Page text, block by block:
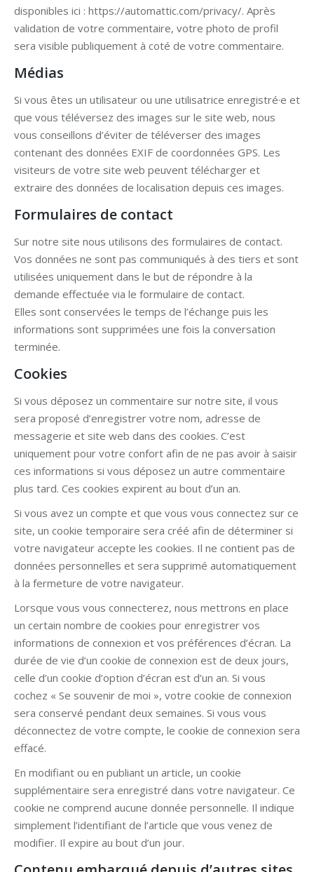
disponibles ici : https://automattic.com/privacy/. Après
validation de votre commentaire, votre photo de profil
sera visible publiquement à coté de votre commentaire.
Médias
Si vous êtes un utilisateur ou une utilisatrice enregistré·e et
que vous téléversez des images sur le site web, nous
vous conseillons d’éviter de téléverser des images
contenant des données EXIF de coordonnées GPS. Les
visiteurs de votre site web peuvent télécharger et
extraire des données de localisation depuis ces images.
Formulaires de contact
Sur notre site nous utilisons des formulaires de contact.
Vos données ne sont pas communiqués à des tiers et sont
utilisées uniquement dans le but de répondre à la
demande effectuée via le formulaire de contact.
Elles sont conservées le temps de l’échange puis les
informations sont supprimées une fois la conversation
terminée.
Cookies
Si vous déposez un commentaire sur notre site, il vous
sera proposé d’enregistrer votre nom, adresse de
messagerie et site web dans des cookies. C’est
uniquement pour votre confort afin de ne pas avoir à saisir
ces informations si vous déposez un autre commentaire
plus tard. Ces cookies expirent au bout d’un an.
Si vous avez un compte et que vous vous connectez sur ce
site, un cookie temporaire sera créé afin de déterminer si
votre navigateur accepte les cookies. Il ne contient pas de
données personnelles et sera supprimé automatiquement
à la fermeture de votre navigateur.
Lorsque vous vous connecterez, nous mettrons en place
un certain nombre de cookies pour enregistrer vos
informations de connexion et vos préférences d’écran. La
durée de vie d’un cookie de connexion est de deux jours,
celle d’un cookie d’option d’écran est d’un an. Si vous
cochez « Se souvenir de moi », votre cookie de connexion
sera conservé pendant deux semaines. Si vous vous
déconnectez de votre compte, le cookie de connexion sera
effacé.
En modifiant ou en publiant un article, un cookie
supplémentaire sera enregistré dans votre navigateur. Ce
cookie ne comprend aucune donnée personnelle. Il indique
simplement l’identifiant de l’article que vous venez de
modifier. Il expire au bout d’un jour.